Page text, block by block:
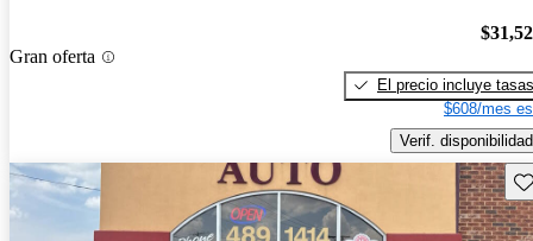
Gran oferta
El precio incluye tasas
$608/mes
Verif. disponibilidad